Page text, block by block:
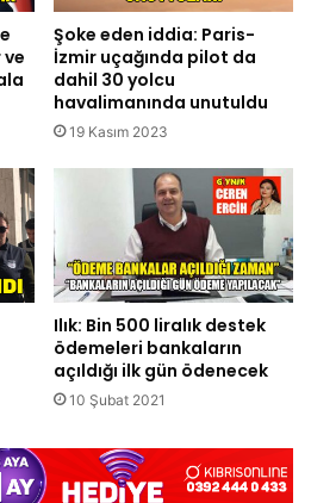
ve
Şoke eden iddia: Paris-
İzmir uçağında pilot da
dahil 30 yolcu
havalimanında unutuldu
19 Kasım 2023
Ilık: Bin 500 liralık destek
ödemeleri bankaların
açıldığı ilk gün ödenecek
10 Şubat 2021